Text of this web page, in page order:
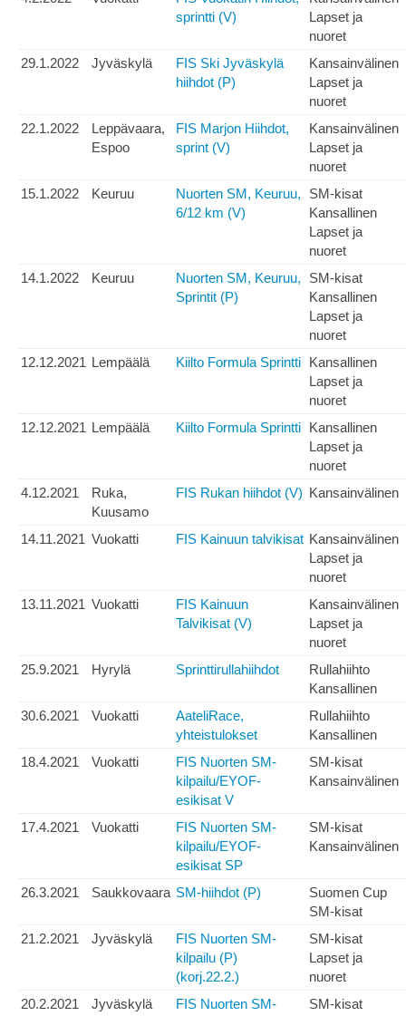
sprintti (V)
Lapset ja
nuoret
29.1.2022
Jyväskylä
FIS Ski Jyväskylä
hiihdot (P)
Kansainvälinen
Lapset ja
nuoret
22.1.2022
Leppävaara,
Espoo
FIS Marjon Hiihdot,
sprint (V)
Kansainvälinen
Lapset ja
nuoret
15.1.2022
Keuruu
Nuorten SM, Keuruu,
6/12 km (V)
SM-kisat
Kansallinen
Lapset ja
nuoret
14.1.2022
Keuruu
Nuorten SM, Keuruu,
Sprintit (P)
SM-kisat
Kansallinen
Lapset ja
nuoret
12.12.2021 Lempäälä Kiilto Formula Sprintti Kansallinen
Lapset ja
nuoret
12.12.2021 Lempäälä Kiilto Formula Sprintti Kansallinen
Lapset ja
nuoret
4.12.2021
Ruka,
Kuusamo
FIS Rukan hiihdot (V) Kansainvälinen
14.11.2021 Vuokatti FIS Kainuun talvikisat Kansainvälinen
Lapset ja
nuoret
13.11.2021 Vuokatti
FIS Kainuun
Talvikisat (V)
Kansainvälinen
Lapset ja
nuoret
25.9.2021
Hyrylä Sprinttirullahiihdot
Rullahiihto
Kansallinen
30.6.2021
Vuokatti
AateliRace,
yhteistulokset
Rullahiihto
Kansallinen
18.4.2021
Vuokatti
FIS Nuorten SM-
kilpailu/EYOF-
esikisat V
SM-kisat
Kansainvälinen
17.4.2021 Vuokatti
FIS Nuorten SM-
kilpailu/EYOF-
esikisat SP
SM-kisat
Kansainvälinen
26.3.2021 Saukkovaara SM-hiihdot (P)
Suomen Cup
SM-kisat
21.2.2021
Jyväskylä
FIS Nuorten SM-
kilpailu (P)
(korj.22.2.)
SM-kisat
Lapset ja
nuoret
20.2.2021
Jyväskylä
FIS Nuorten SM-
SM-kisat